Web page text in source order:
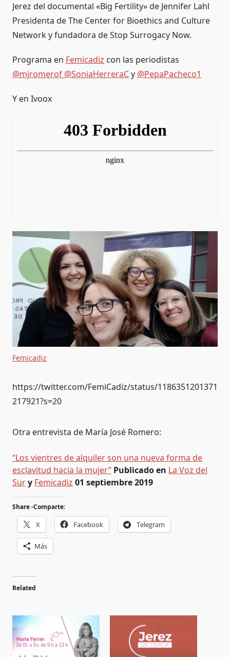
Jerez del documental «Big Fertility» de Jennifer Lahl
Presidenta de The Center for Bioethics and Culture
Network y fundadora de Stop Surrogacy Now.
Programa en Femicadiz con las periodistas
@mjromerof @SoniaHerreraCy @PepaPacheco1
Y en Ivoox
Femicadiz
https://twitter.com/FemiCadiz/status/1186351201371
217921?s=20
Otra entrevista de María José Romero:
“Los vientres de alquiler son una nueva forma de
esclavitud hacia la mujer” Publicado en La Voz del
Sury Femicadiz 01 septiembre 2019
Share -Comparte:
X Facebook Telegram
Más
Related